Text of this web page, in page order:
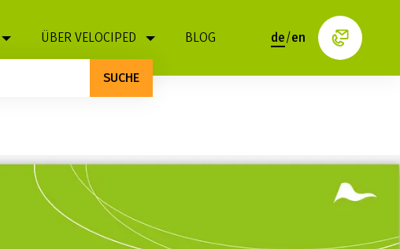
ÜBER VELOCIPED BLOG
SUCHE
de/en